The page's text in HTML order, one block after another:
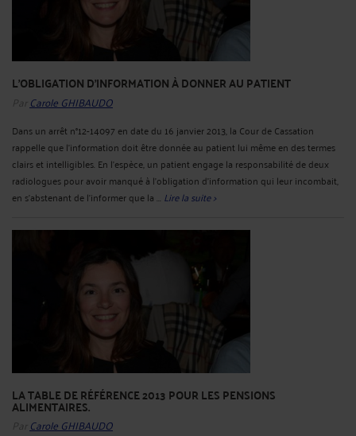
L'OBLIGATION D'INFORMATION À DONNER AU PATIENT
Par Carole GHIBAUDO
Dans un arrêt n°12-14097 en date du 16 janvier 2013, la Cour de Cassation
rappelle que l'information doit être donnée au patient lui même en des termes
clairs et intelligibles. En l'espèce, un patient engage la responsabilité de deux
radiologues pour avoir manqué à l'obligation d'information qui leur incombait,
en s'abstenant de l'informer que la ... Lire la suite >
LA TABLE DE RÉFÉRENCE 2013 POUR LES PENSIONS
ALIMENTAIRES.
Par Carole GHIBAUDO